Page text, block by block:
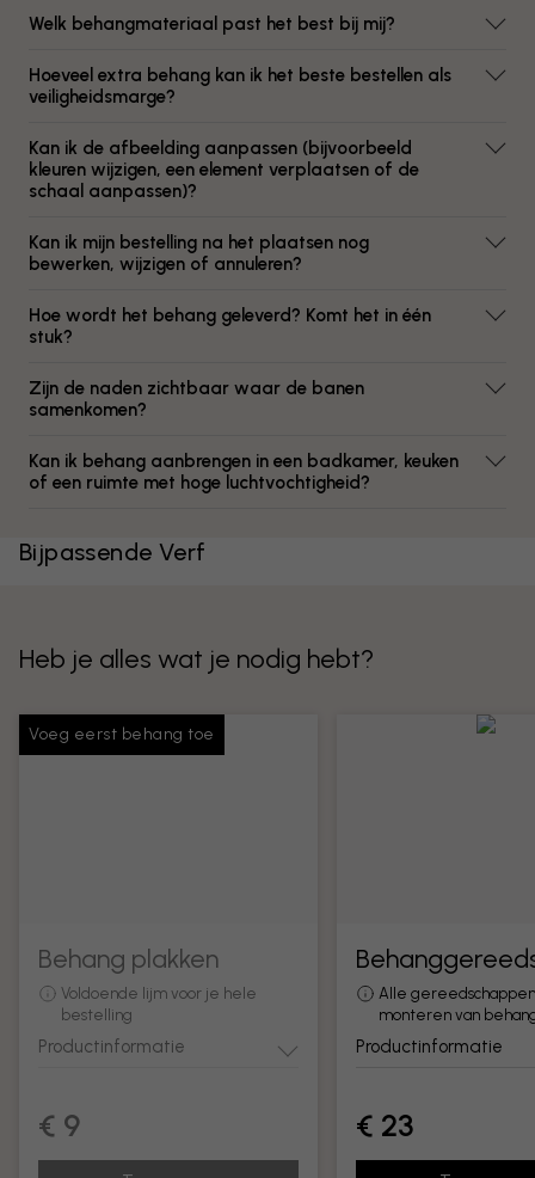
Welk behangmateriaal past het best bij mij?
Hoeveel extra behang kan ik het beste bestellen als
veiligheidsmarge?
Kan ik de afbeelding aanpassen (bijvoorbeeld
kleuren wijzigen, een element verplaatsen of de
schaal aanpassen)?
Kan ik mijn bestelling na het plaatsen nog
bewerken, wijzigen of annuleren?
Hoe wordt het behang geleverd? Komt het in één
stuk?
Zijn de naden zichtbaar waar de banen
samenkomen?
Kan ik behang aanbrengen in een badkamer, keuken
of een ruimte met hoge luchtvochtigheid?
Bijpassende Verf
Heb je alles wat je nodig hebt?
Voeg eerst behang toe
Behang plakken
Voldoende lijm voor je hele
bestelling
Productinformatie
€ 9
Alle
monteren van
Productinformatie
€ 23